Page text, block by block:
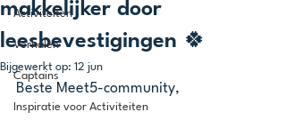
Activiteiten
Verhalen
Captains
Inspiratie voor Activiteiten
makkelijker door
leesbevestigingen 🍀
Bijgewerkt op: 12 jun
Beste Meet5-community,